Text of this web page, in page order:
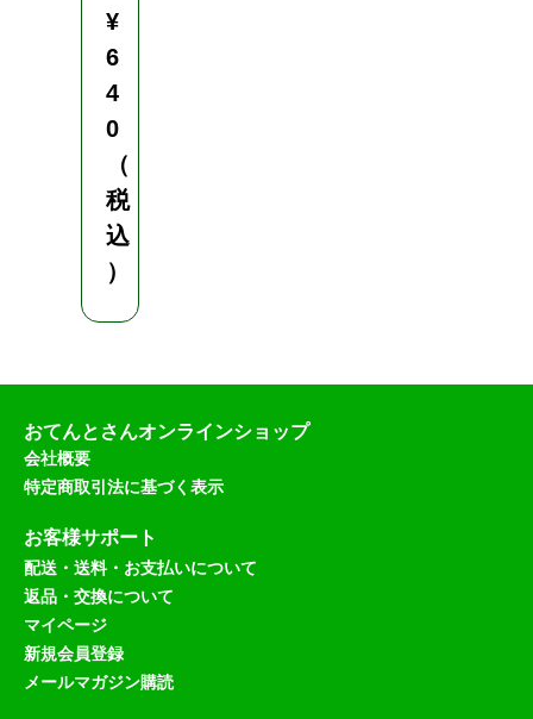
¥
6
4
0
（
税
込
）
おてんとさんオンラインショップ
会社概要
特定商取引法に基づく表示
お客様サポート
配送・送料・お支払いについて
返品・交換について
マイページ
新規会員登録
メールマガジン購読